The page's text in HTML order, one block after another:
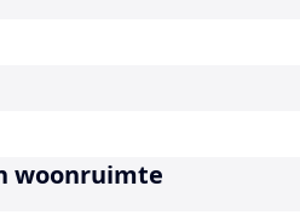
woonruimte